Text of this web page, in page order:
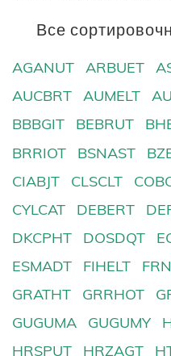
Все
AGANUT ARBUET
AUCBRT
AUMELT
BBBGIT
BEBRUT
BRRIOT
BSNAST
CIABJT
CLSCLT
CYLCAT
DEBERT
DKCPHT
DOSDQT
ESMADT
FIHELT
GRATHT
GRRHOT
GUGUMA
GUGUMY
HRSPUT
HRZAGT